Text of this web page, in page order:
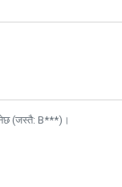
(जस्तै: B***)।